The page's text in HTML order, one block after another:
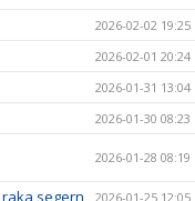
2026-02-02 19:25
2026-02-01 20:24
2026-01-31 13:04
2026-01-30 08:23
2026-01-28 08:19
segern 2026-01-25 12:05